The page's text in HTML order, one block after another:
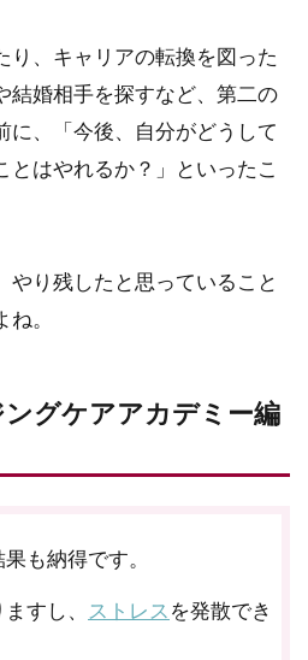
り、キャリアの転換を図った
結婚相手を探すなど、第二の
に、「今後、自分がどうして
とはやれるか？」といったこ
やり残したと思っていること
。
ングケアアカデミー編
も納得です。
すし、 ストレス を発散でき